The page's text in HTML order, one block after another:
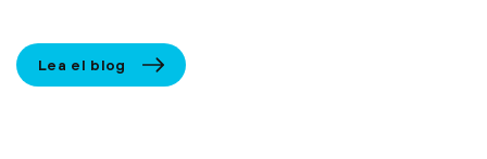
Lea el blog